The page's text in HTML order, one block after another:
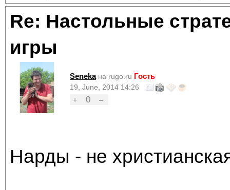
Re: Настольные
игры
Seneka на rugo.ru Гость
19, June, 2014 14:26
+
0 –
Нарды - не